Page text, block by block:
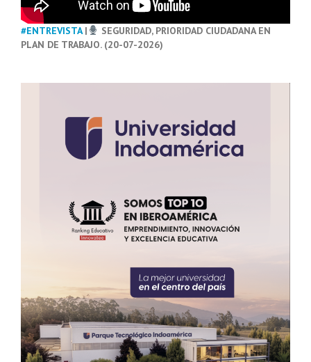
#ENTREVISTA|
SEGURIDAD, PRIORIDAD CIUDADANA EN
PLAN DE TRABAJO. (20-07-2026)